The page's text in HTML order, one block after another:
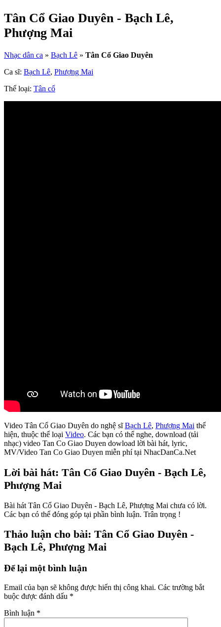
Tân Cổ Giao Duyên - Bạch Lê,
Phượng Mai
Nhạc dân ca » Bạch Lê » Tân Cổ Giao Duyên
Ca sĩ: Bạch Lê, Phượng Mai
Thể loại: Tân cổ
Video Tân Cổ Giao Duyên do nghệ sĩBạch Lê, Phượng Mai thể
hiện, thuộc thể loại Video. Các bạn có thể nghe, download (tải
nhạc) video Tan Co Giao Duyen dowload lời bài hát, lyric,
MV/Video Tan Co Giao Duyen miễn phí tại NhacDanCa.Net
Lời bài hát: Tân Cổ Giao Duyên - Bạch Lê,
Phượng Mai
Bài hát Tân Cổ Giao Duyên - Bạch Lê, Phượng Mai chưa có lời.
Các bạn có thể đóng góp tại phần bình luận. Trân trọng !
Thảo luận cho bài: Tân Cổ Giao Duyên -
Bạch Lê, Phượng Mai
Để lại một bình luận
Email của bạn sẽ không được hiển thị công khai. Các trường bắt
buộc được đánh dấu *
Bình luận *